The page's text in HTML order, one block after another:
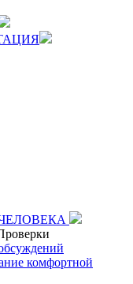
комфортной